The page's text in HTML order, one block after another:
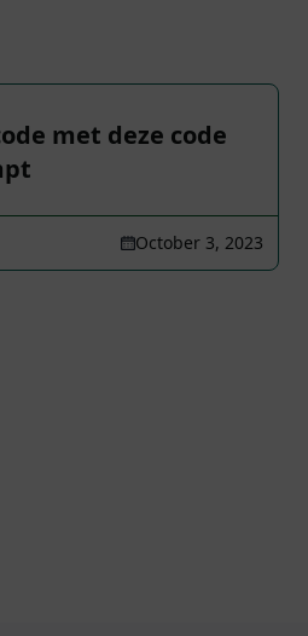
met deze code
October 3, 2023